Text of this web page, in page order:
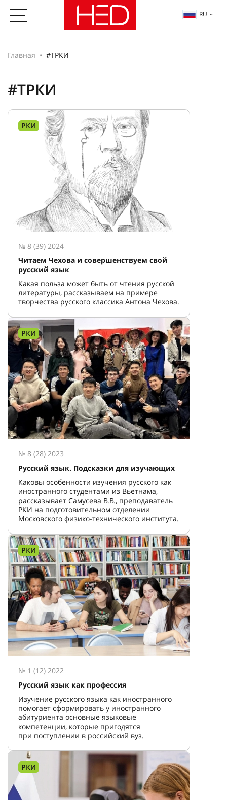
RU
Главная #ТРКИ
#ТРКИ
РКИ
№ 8 (39) 2024
Читаем Чехова и совершенствуем свой
русский язык
Какая польза может быть от чтения русской
литературы, рассказываем на примере
творчества русского классика Антона Чехова.
РКИ
№ 8 (28) 2023
Русский язык. Подсказки для изучающих
Каковы особенности изучения русского как
иностранного студентами из Вьетнама,
рассказывает Самусева В.В., преподаватель
РКИ на подготовительном отделении
Московского физико-технического института.
РКИ
№ 1 (12) 2022
Русский язык как профессия
Изучение русского языка как иностранного
помогает сформировать у иностранного
абитуриента основные языковые
компетенции, которые пригодятся
при поступлении в российский вуз.
РКИ